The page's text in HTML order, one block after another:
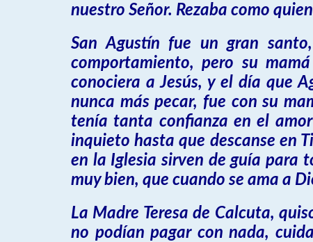
nuestro Señor. Rezaba como
San Agustín fue un gran
comportamiento, pero su
conociera a Jesús, y el día que
nunca más pecar, fue con su
tenía tanta confianza en el
inquieto hasta que descanse en
en la Iglesia sirven de guía para
muy bien, que cuando se ama a
La Madre Teresa de Calcuta,
no podían pagar con nada,